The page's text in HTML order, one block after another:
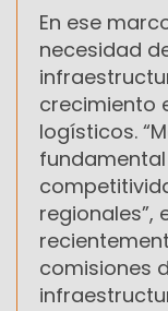
En ese
necesidad
crecimiento
logísticos.
regionales”,
comisiones